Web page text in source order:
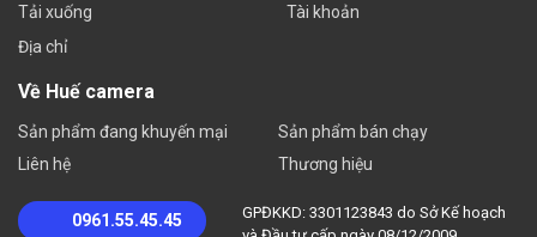
Tải xuống
Địa chỉ
Tài khoản
Về Huế camera
Sản phẩm đang khuyến mại
Liên hệ
Sản phẩm bán chạy
Thương hiệu
0961.55.45.45
GPĐKKD: 3301123843 do Sở Kế hoạch